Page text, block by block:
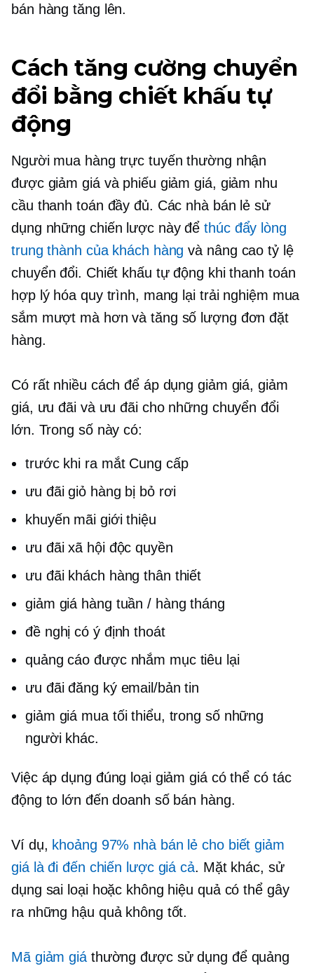
bán hàng tăng lên.
Cách tăng cường chuyển
đổi bằng chiết khấu tự
động
Người mua hàng trực tuyến thường nhận
được giảm giá và phiếu giảm giá, giảm nhu
cầu thanh toán đầy đủ. Các nhà bán lẻ sử
dụng những chiến lược này đểthúc đẩy lòng
trung thành của khách hàng và nâng cao tỷ lệ
chuyển đổi. Chiết khấu tự động khi thanh toán
hợp lý hóa quy trình, mang lại trải nghiệm mua
sắm mượt mà hơn và tăng số lượng đơn đặt
hàng.
Có rất nhiều cách để áp dụng giảm giá, giảm
giá, ưu đãi và ưu đãi cho những chuyển đổi
lớn. Trong số này có:
trước khi ra mắtCung cấp
ưu đãi giỏ hàng bị bỏ rơi
khuyến mãi giới thiệu
ưu đãi xã hội độc quyền
ưu đãi khách hàng thân thiết
giảm giá hàng tuần / hàng tháng
đề nghị có ý định thoát
quảng cáo được nhắm mục tiêu lại
ưu đãi đăng ký email/bản tin
giảm giá mua tối thiểu, trong số những
người khác.
Việc áp dụng đúng loại giảm giá có thể có tác
động to lớn đến doanh số bán hàng.
Ví dụ, khoảng 97% nhà bán lẻ cho biết giảm
giá làđi đến chiến lược giá cả. Mặt khác, sử
dụng sai loại hoặc không hiệu quả có thể gây
ra những hậu quả không tốt.
Mã giảm giáthường được sử dụng để quảng